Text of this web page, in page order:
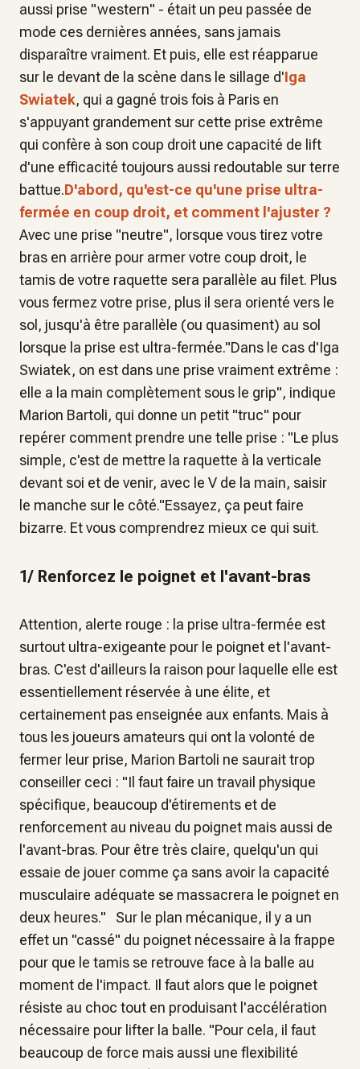
aussi prise "western" - était un peu passée de
mode ces dernières années, sans jamais
disparaître vraiment. Et puis, elle est réapparue
sur le devant de la scène dans le sillage d'Iga
Swiatek, qui a gagné trois fois à Paris en
s'appuyant grandement sur cette prise extrême
qui confère à son coup droit une capacité de lift
d'une efficacité toujours aussi redoutable sur terre
battue.D'abord, qu'est-ce qu'une prise ultra-
fermée en coup droit, et comment l'ajuster ?
Avec une prise "neutre", lorsque vous tirez votre
bras en arrière pour armer votre coup droit, le
tamis de votre raquette sera parallèle au filet. Plus
vous fermez votre prise, plus il sera orienté vers le
sol, jusqu'à être parallèle (ou quasiment) au sol
lorsque la prise est ultra-fermée."Dans le cas d'Iga
Swiatek, on est dans une prise vraiment extrême :
elle a la main complètement sous le grip", indique
Marion Bartoli, qui donne un petit "truc" pour
repérer comment prendre une telle prise : "Le plus
simple, c'est de mettre la raquette à la verticale
devant soi et de venir, avec le V de la main, saisir
le manche sur le côté."Essayez, ça peut faire
bizarre. Et vous comprendrez mieux ce qui suit.
1/ Renforcez le poignet et l'avant-bras
Attention, alerte rouge : la prise ultra-fermée est
surtout ultra-exigeante pour le poignet et l'avant-
bras. C'est d'ailleurs la raison pour laquelle elle est
essentiellement réservée à une élite, et
certainement pas enseignée aux enfants. Mais à
tous les joueurs amateurs qui ont la volonté de
fermer leur prise, Marion Bartoli ne saurait trop
conseiller ceci : "Il faut faire un travail physique
spécifique, beaucoup d'étirements et de
renforcement au niveau du poignet mais aussi de
l'avant-bras. Pour être très claire, quelqu'un qui
essaie de jouer comme ça sans avoir la capacité
musculaire adéquate se massacrera le poignet en
deux heures." Sur le plan mécanique, il y a un
effet un "cassé" du poignet nécessaire à la frappe
pour que le tamis se retrouve face à la balle au
moment de l'impact. Il faut alors que le poignet
résiste au choc tout en produisant l'accélération
nécessaire pour lifter la balle. "Pour cela, il faut
beaucoup de force mais aussi une flexibilité